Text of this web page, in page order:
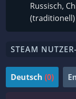
Russisch,
(traditionell)
STEAM
Deutsch (0)